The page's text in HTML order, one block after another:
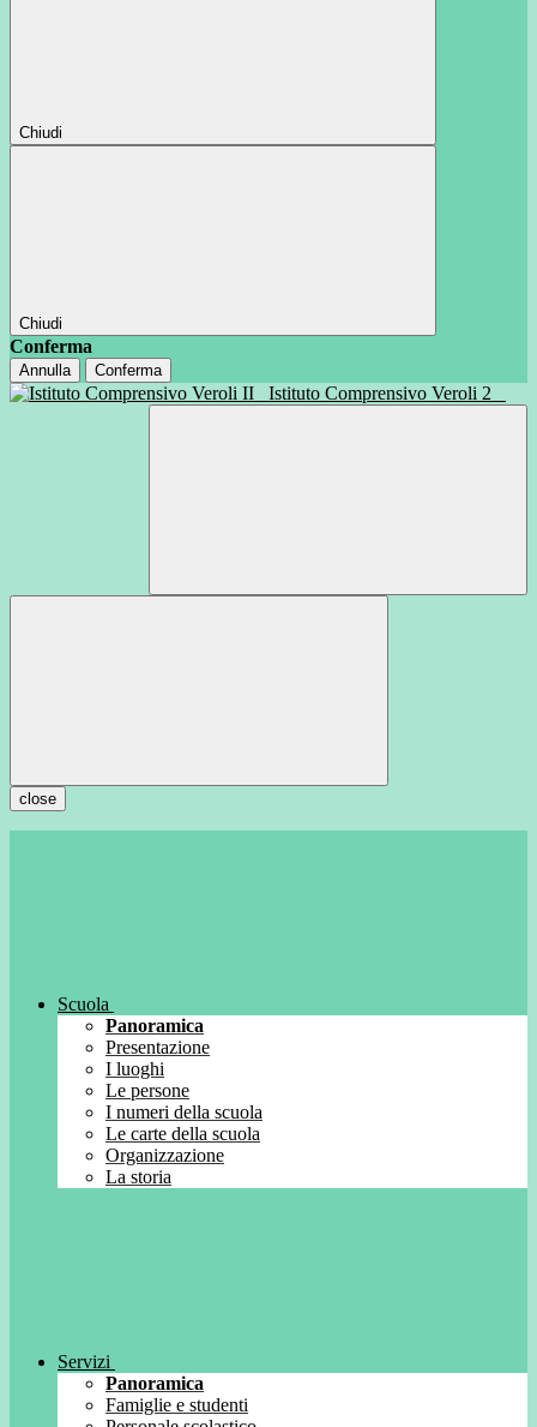
Chiudi
Chiudi
Conferma
Annulla Conferma
Istituto Comprensivo Veroli 2
close
Scuola
Panoramica
Presentazione
I luoghi
Le persone
I numeri della scuola
Le carte della scuola
Organizzazione
La storia
Servizi
Panoramica
Famiglie e studenti